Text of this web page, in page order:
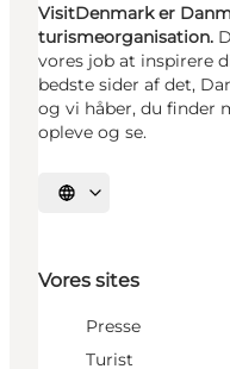
VisitDenmark er
turismeorganisation.
vores job at inspirere
bedste sider af det,
og vi håber, du finder
opleve og se.
Vælg sprog
Vores sites
Presse
Turist